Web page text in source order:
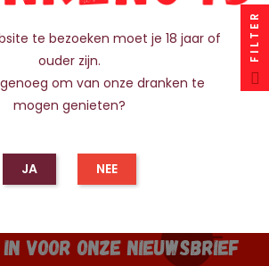
1 - 1 van de 1 items
VOOR ONZE NIEUWSBRIEF
te bezoeken moet je 18 jaar of
ouder zijn.
om van onze dranken te
mogen genieten?
JA NEE
FILTER